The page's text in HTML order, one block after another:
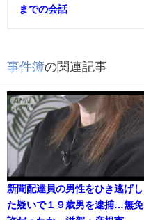
までの会話
事件簿の関連記事
新聞配達員の男性をひき逃げし
た疑いで１９歳男を逮捕…無免